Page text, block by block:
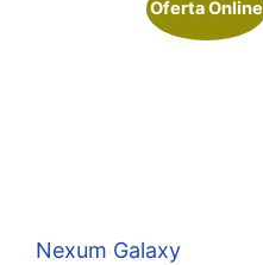
Oferta Online
Nexum Galaxy